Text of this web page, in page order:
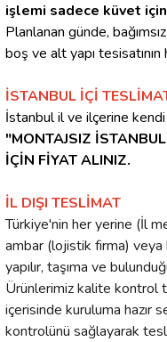
işlemi sadece küvet
Planlanan günde,
boş ve alt yapı
İSTANBUL İÇİ
İstanbul il ve ilçerine
"MONTAJSIZ
İÇİN FİYAT ALINIZ.
İL DIŞI TESLİMAT
Türkiye'nin her yerine (İl
ambar (lojistik firma)
yapılır, taşıma ve
Ürünlerimiz kalite kontrol
içerisinde kuruluma hazır
kontrolünü sağlayarak